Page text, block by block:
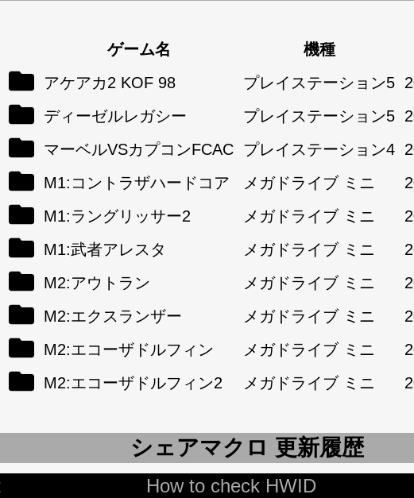
ゲーム名 機種
アケアカ2 KOF 98
プレイステーション5
ディーゼルレガシー
プレイステーション5
マーベルVSカプコンFCAC プレイステーション4
M1:コントラザハードコア
メガドライブ ミニ
M1:ラングリッサー2
メガドライブ ミニ
M1:武者アレスタ
メガドライブ ミニ
M2:アウトラン
メガドライブ ミニ
M2:エクスランザー
メガドライブ ミニ
M2:エコーザドルフィン
メガドライブ ミニ
M2:エコーザドルフィン2
メガドライブ ミニ
シェアマクロ 更新履歴
How to check HWID